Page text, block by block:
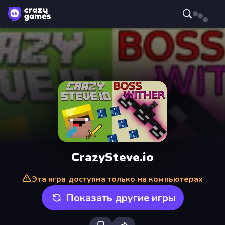
CrazySteve.io
Эта игра доступна только на компьютерах
Показать другие игры